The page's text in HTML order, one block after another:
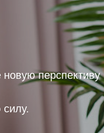
новую перспективу